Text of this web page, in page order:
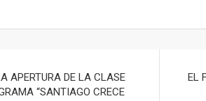
APERTURA DE LA CLASE
“SANTIAGO CRECE
EL